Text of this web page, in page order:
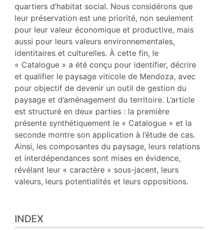
quartiers d’habitat social. Nous considérons que
leur préservation est une priorité, non seulement
pour leur valeur économique et productive, mais
aussi pour leurs valeurs environnementales,
identitaires et culturelles. À cette fin, le
« Catalogue » a été conçu pour identifier, décrire
et qualifier le paysage viticole de Mendoza, avec
pour objectif de devenir un outil de gestion du
paysage et d’aménagement du territoire. L’article
est structuré en deux parties : la première
présente synthétiquement le « Catalogue » et la
seconde montre son application à l’étude de cas.
Ainsi, les composantes du paysage, leurs relations
et interdépendances sont mises en évidence,
révélant leur « caractère » sous-jacent, leurs
valeurs, leurs potentialités et leurs oppositions.
INDEX